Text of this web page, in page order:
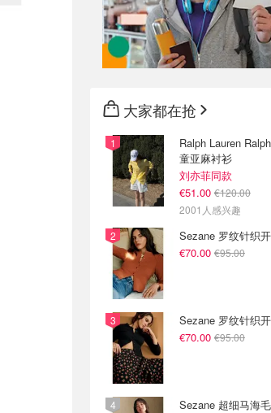
大家都在抢
Ralph Lauren
童亚麻衬衫
刘亦菲同款
€51.00 €120.00
2001人感兴趣
Sezane 罗纹针织
€70.00 €95.00
Sezane 罗纹针织
€70.00 €95.00
Sezane 超细马海